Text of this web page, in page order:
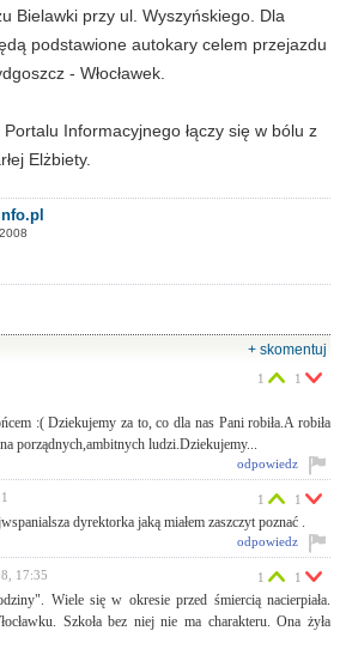
Bielawki przy ul. Wyszyńskiego. Dla
podstawione autokary celem przejazdu
- Włocławek.
Portalu Informacyjnego łączy się w bólu z
Elżbiety.
+ skomentuj
:( Dziekujemy za to, co dla nas Pani robiła.A robiła
porządnych,ambitnych ludzi.Dziekujemy...
1 1
odpowiedz
dyrektorka jaką miałem zaszczyt poznać .
1 1
odpowiedz
17:35
Wiele się w okresie przed śmiercią nacierpiała.
Szkoła bez niej nie ma charakteru. Ona żyła
1 1